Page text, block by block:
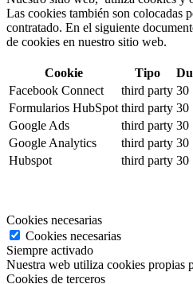
Las cookies también son colocadas
contratado. En el siguiente
de cookies en nuestro sitio web.
Cookie Tipo
Facebook Connect
third party 30
Formularios HubSpot third party 30
Google Ads
third party 30
Google Analytics
third party 30
Hubspot
third party 30
Cookies necesarias
Cookies necesarias
Siempre activado
Nuestra web utiliza cookies propias
Cookies de terceros